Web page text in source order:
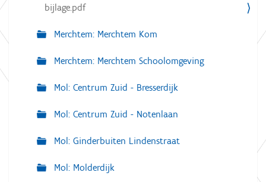
bijlage.pdf
Merchtem: Merchtem Kom
Merchtem: Merchtem Schoolomgeving
Mol: Centrum Zuid - Bresserdijk
Mol: Centrum Zuid - Notenlaan
Mol: Ginderbuiten Lindenstraat
Mol: Molderdijk